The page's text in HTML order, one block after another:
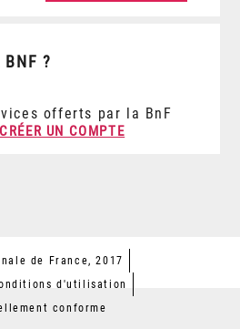
BNF ?
offerts par la BnF
CRÉER UN COMPTE
de France, 2017
d'utilisation
conforme